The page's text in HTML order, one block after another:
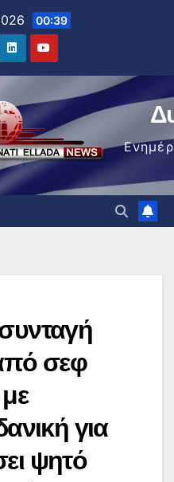
00:39
σεφ
για
ψητό